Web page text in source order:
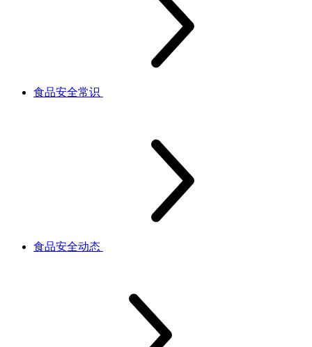
食品安全常识
食品安全动态